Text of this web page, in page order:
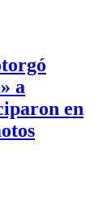
a
en